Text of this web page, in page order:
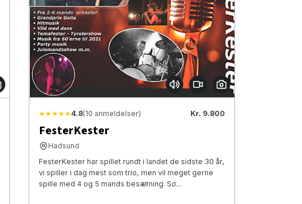
★★★★★4.8(10 anmeldelser) Kr. 9.800
FesterKester
Hadsund
FesterKester har spillet rundt i landet de sidste 30 år,
vi spiller i dag mest som trio, men vil meget gerne
spille med 4 og 5 mands besætning. So...